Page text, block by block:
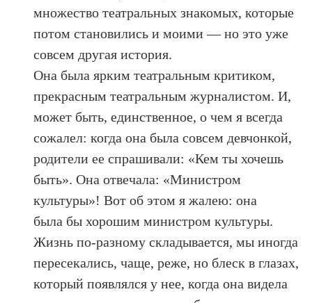
множество театральных знакомых, которые
потом становились и моими — но это уже
совсем другая история.
Она была ярким театральным критиком,
прекрасным театральным журналистом. И,
может быть, единственное, о чем я всегда
сожалел: когда она была совсем девчонкой,
родители ее спрашивали: «Кем ты хочешь
быть». Она отвечала: «Министром
культуры»! Вот об этом я жалею: она
была бы хорошим министром культуры.
Жизнь по-разному складывается, мы иногда
пересекались, чаще, реже, но блеск в глазах,
который появлялся у нее, когда она видела